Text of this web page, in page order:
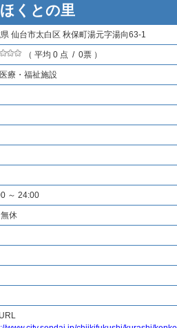
くとの里
仙台市太白区 秋保町湯元字湯向63-1
（ 平均 0 点 / 0票 ）
医療・福祉施設
～ 24:00
休